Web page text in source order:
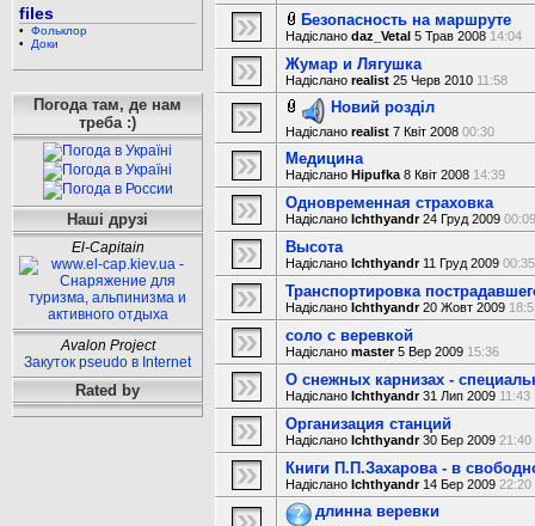
files
• Фольклор
• Доки
Погода там, де нам
треба :)
Наші друзі
El-Capitain
Avalon Project
Закуток pseudo в Internet
Rated by
Безопасность на маршруте
Надіслано daz_Vetal5 Трав 2008 14:04
Жумар и Лягушка
Надіслано realist25 Черв 2010 11:58
Новий розділ
Надіслано realist7 Квіт 2008 00:30
Медицина
Надіслано Hipufka8 Квіт 2008 14:39
Одновременная страховка
Надіслано Ichthyandr24 Груд 2009 00:09
Высота
Надіслано Ichthyandr11 Груд 2009 00:35
Транспортировка
Надіслано Ichthyandr20 Жовт 2009
соло с веревкой
Надіслано master5 Вер 2009 15:36
О снежных карнизах -
Надіслано Ichthyandr31 Лип 2009 11:43
Организация станций
Надіслано Ichthyandr30 Бер 2009 21:40
Книги П.П.Захарова - в
Надіслано Ichthyandr14 Бер 2009 22:20
длинна веревки